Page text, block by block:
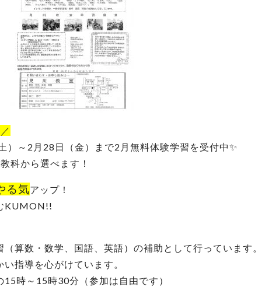
～2月28日（金）まで2月無料体験学習を受付中✨
科から選べます！
る気アップ！
KUMON!!
算数・数学、国語、英語）の補助として行っています。
指導を心がけています。
時～15時30分（参加は自由です）